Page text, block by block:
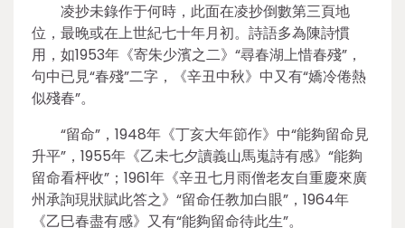
凌抄未錄作于何時，此面在凌抄倒數第三頁地
位，最晚或在上世紀七十年月初。詩語多為陳詩慣
用，如1953年《寄朱少濱之二》“尋春湖上惜春殘”，
句中已見“春殘”二字，《辛丑中秋》中又有“嬌冷倦熱
似殘春”。
“留命”，1948年《丁亥大年節作》中“能夠留命見
升平”，1955年《乙未七夕讀義山馬嵬詩有感》“能夠
留命看枰收”；1961年《辛丑七月雨僧老友自重慶來廣
州承詢現狀賦此答之》“留命任教加白眼”，1964年
《乙巳春盡有感》又有“能夠留命待此生”。